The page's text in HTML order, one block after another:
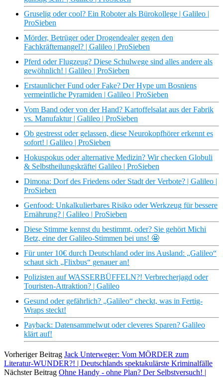
Gruselig oder cool? Ein Roboter als Bürokollege | Galileo |
ProSieben
Mörder, Betrüger oder Drogendealer gegen den
Fachkräftemangel? | Galileo | ProSieben
Pferd oder Flugzeug? Diese Schulwege sind alles andere als
gewöhnlich! | Galileo | ProSieben
Erstaunlicher Fund oder Fake? Der Hype um Bosniens
vermeintliche Pyramiden | Galileo | ProSieben
Vom Band oder von der Hand? Kartoffelsalat aus der Fabrik
vs. Manufaktur | Galileo | ProSieben
Ob gestresst oder gelassen, diese Neurokopfhörer erkennt es
sofort! | Galileo | ProSieben
Hokuspokus oder alternative Medizin? Wir checken Globuli
& Selbstheilungskräfte| Galileo | ProSieben
Dimona: Dorf des Friedens oder Stadt der Verbote? | Galileo |
ProSieben
Genfood: Unkalkulierbares Risiko oder Werkzeug für bessere
Ernährung? | Galileo | ProSieben
Diese Stimme kennst du bestimmt, oder? Sie gehört Michi
Betz, eine der Galileo-Stimmen bei uns! 🤩
Für unter 10€ durch Deutschland oder ins Ausland: „Galileo“
schaut sich „Flixbus“ genauer an!
Polizisten auf WASSERBÜFFELN?! Verbrecherjagd oder
Touristen-Attraktion? | Galileo
Gesund oder gefährlich? „Galileo“ checkt, was in Fertig-
Wraps steckt!
Payback: Datensammelwut oder cleveres Sparen? Galileo
klärt auf!
Vorheriger Beitrag Jack Unterweger: Vom MÖRDER zum
Literatur-WUNDER?! | Deutschlands spektakulärste Kriminalfälle
Nächster Beitrag Ohne Handy - ohne Plan? Der Selbstversuch! |